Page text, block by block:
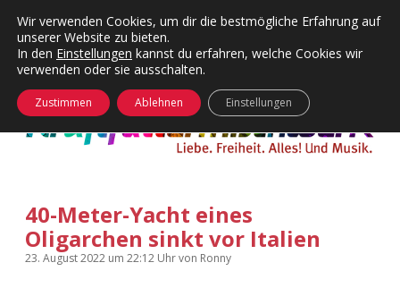
Kategorien
Menü
24 Hours Chilling
Die Wende
KFMW-Disco
kfmw.stuff
KFMW-Disco
Dates
Contact
Adventskalender
öffnen
40-Meter-Yacht eines
Oligarchen sinkt vor Italien
23. August 2022 um 22:12 Uhrvon Ronny
Wir verwenden Cookies, um dir die bestmögliche Erfahrung auf
unserer Website zu bieten.
In den Einstellungen kannst du erfahren, welche Cookies wir
verwenden oder sie ausschalten.
Zustimmen Ablehnen Einstellungen